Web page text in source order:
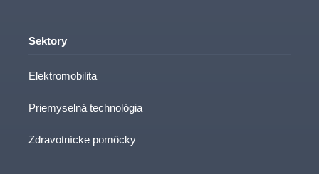
Sektory
Elektromobilita
Priemyselná technológia
Zdravotnícke pomôcky